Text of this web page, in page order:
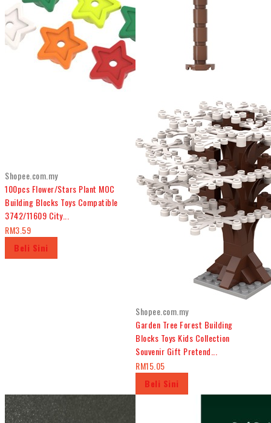
Shopee.com.my
100pcs Flower/Stars Plant MOC
Building Blocks Toys Compatible
3742/11609 City...
RM3.59
Beli Sini
Shopee.com.my
Garden Tree Forest Building
Blocks Toys Kids Collection
Souvenir Gift Pretend...
RM15.05
Beli Sini